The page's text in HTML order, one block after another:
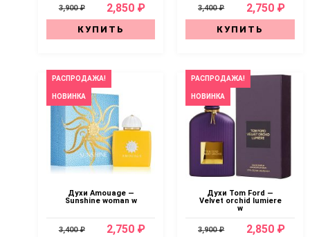
3,900 ₽ 2,850 ₽
КУПИТЬ
3,400 ₽ 2,750 ₽
КУПИТЬ
РАСПРОДАЖА!
НОВИНКА
Духи Amouage —
Sunshine woman w
3,400 ₽ 2,750 ₽
РАСПРОДАЖА!
НОВИНКА
Духи Tom Ford —
Velvet orchid lumiere
w
3,900 ₽ 2,850 ₽